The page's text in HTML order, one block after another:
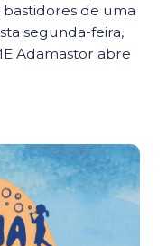
de uma
segunda-feira,
Adamastor abre